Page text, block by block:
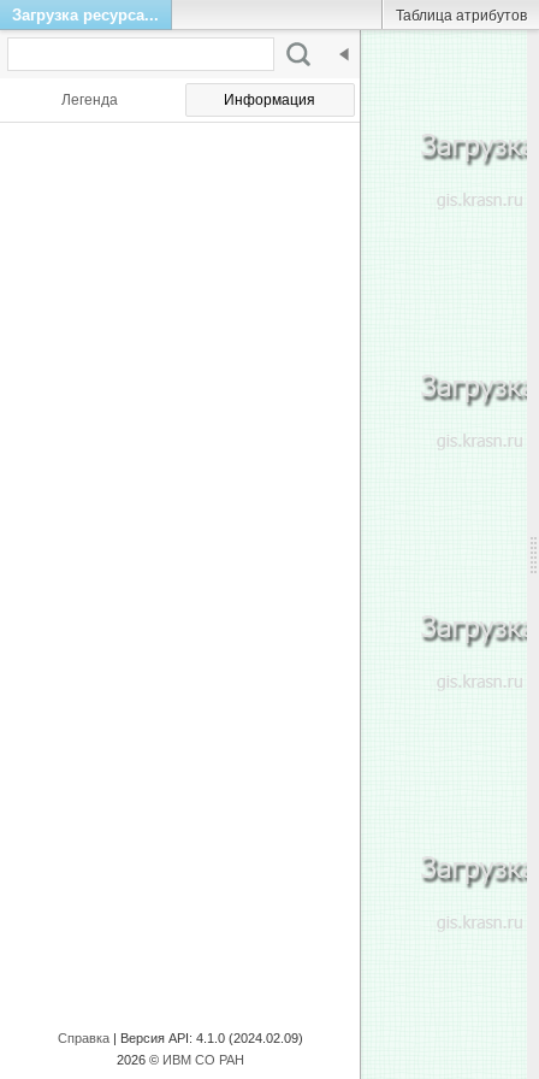
Загрузка ресурса... Таблица атрибутов
Легенда Информация
Справка| Версия API: 4.1.0 (2024.02.09)
2026 © ИВМ СО РАН